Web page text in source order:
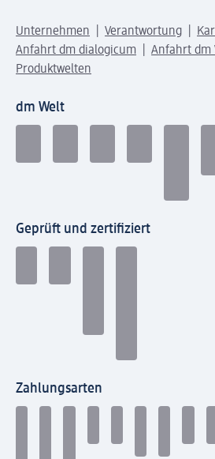
Unternehmen Verantwortung
Anfahrt dm dialogicum
Anfahrt dm
Produktwelten
dm Welt
Geprüft und zertifiziert
Zahlungsarten